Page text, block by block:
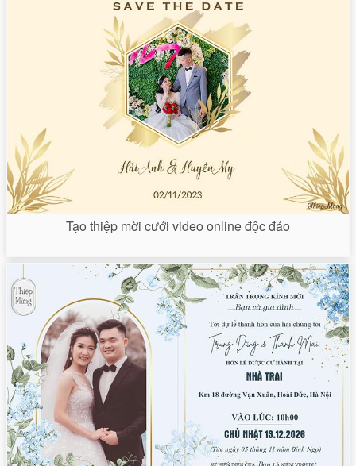
Tạo thiệp mời cưới video online độc đáo